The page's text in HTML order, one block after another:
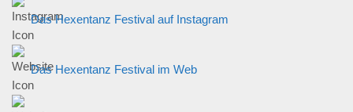
Das Hexentanz Festival auf Instagram
Das Hexentanz Festival im Web